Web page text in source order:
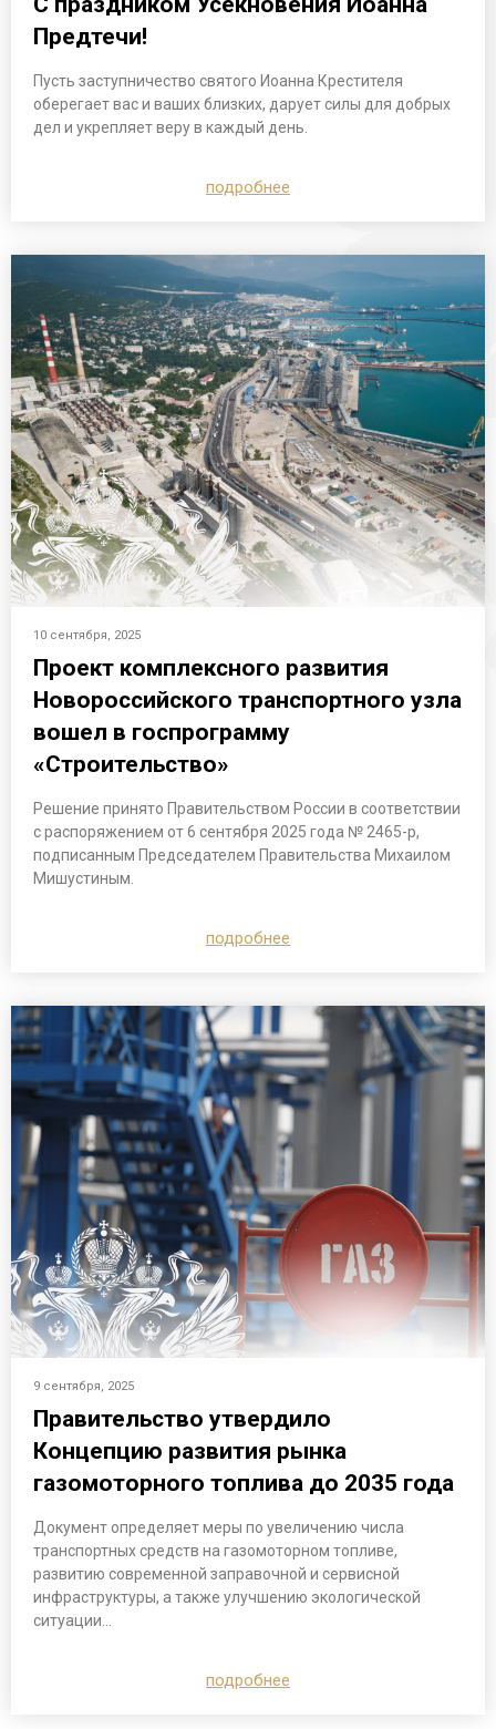
Предтечи!
Пусть заступничество святого Иоанна Крестителя
оберегает вас и ваших близких, дарует силы для добрых
дел и укрепляет веру в каждый день.
подробнее
10 сентября, 2025
Проект комплексного развития
Новороссийского транспортного узла
вошел в госпрограмму
«Строительство»
Решение принято Правительством России в соответствии
с распоряжением от 6 сентября 2025 года № 2465-р,
подписанным Председателем Правительства Михаилом
Мишустиным.
подробнее
9 сентября, 2025
Правительство утвердило
Концепцию развития рынка
газомоторного топлива до 2035 года
Документ определяет меры по увеличению числа
транспортных средств на газомоторном топливе,
развитию современной заправочной и сервисной
инфраструктуры, а также улучшению экологической
ситуации…
подробнее